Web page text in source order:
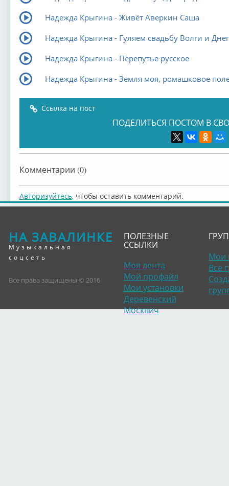
Надежда Крыгина - Живёт Аверкин Саша
Надежда Крыгина - Гуляем свадьбу Волги и
Надежда Крыгина - Перепутье русское
Надежда Крыгина - Земля моя, ромашковое
Ссылка на пост
ПОДЕЛИТЬСЯ ПОСТОМ В
Комментарии (0)
Авторизуйтесь, чтобы оставить комментарий.
НА ЗАВАЛИНКЕ
Музыкальная
соцсеть
Все права защищены © 2016
ПОЛЕЗНЫЕ
ССЫЛКИ
Моя лента
Мой профайл
Мои установки
Деревенский
Москвич
Мои
Все